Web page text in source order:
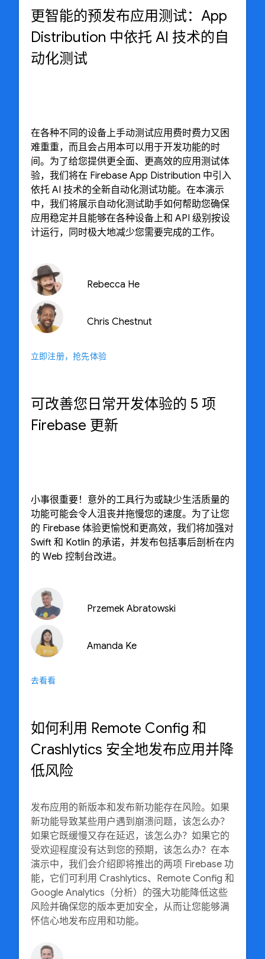
更智能的预发布应用测试：App
Distribution 中依托 AI 技术的自
动化测试
在各种不同的设备上手动测试应用费时费力又困
难重重，而且会占用本可以用于开发功能的时
间。为了给您提供更全面、更高效的应用测试体
验，我们将在 Firebase App Distribution 中引入
依托 AI 技术的全新自动化测试功能。在本演示
中，我们将展示自动化测试助手如何帮助您确保
应用稳定并且能够在各种设备上和 API 级别按设
计运行，同时极大地减少您需要完成的工作。
Rebecca He
Chris Chestnut
立即注册，抢先体验
可改善您日常开发体验的 5 项
Firebase 更新
小事很重要！意外的工具行为或缺少生活质量的
功能可能会令人沮丧并拖慢您的速度。为了让您
的 Firebase 体验更愉悦和更高效，我们将加强对
Swift 和 Kotlin 的承诺，并发布包括事后剖析在内
的 Web 控制台改进。
Przemek Abratowski
Amanda Ke
去看看
如何利用 Remote Config 和
Crashlytics 安全地发布应用并降
低风险
发布应用的新版本和发布新功能存在风险。如果
新功能导致某些用户遇到崩溃问题，该怎么办？
如果它既缓慢又存在延迟，该怎么办？如果它的
受欢迎程度没有达到您的预期，该怎么办？在本
演示中，我们会介绍即将推出的两项 Firebase 功
能，它们可利用 Crashlytics、Remote Config 和
Google Analytics（分析）的强大功能降低这些
风险并确保您的版本更加安全，从而让您能够满
怀信心地发布应用和功能。